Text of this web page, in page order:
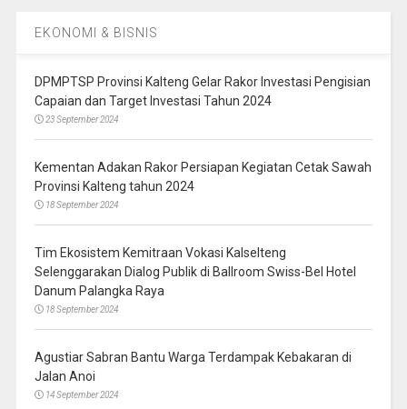
EKONOMI & BISNIS
DPMPTSP Provinsi Kalteng Gelar Rakor Investasi Pengisian
Capaian dan Target Investasi Tahun 2024
23 September 2024
Kementan Adakan Rakor Persiapan Kegiatan Cetak Sawah
Provinsi Kalteng tahun 2024
18 September 2024
Tim Ekosistem Kemitraan Vokasi Kalselteng
Selenggarakan Dialog Publik di Ballroom Swiss-Bel Hotel
Danum Palangka Raya
18 September 2024
Agustiar Sabran Bantu Warga Terdampak Kebakaran di
Jalan Anoi
14 September 2024